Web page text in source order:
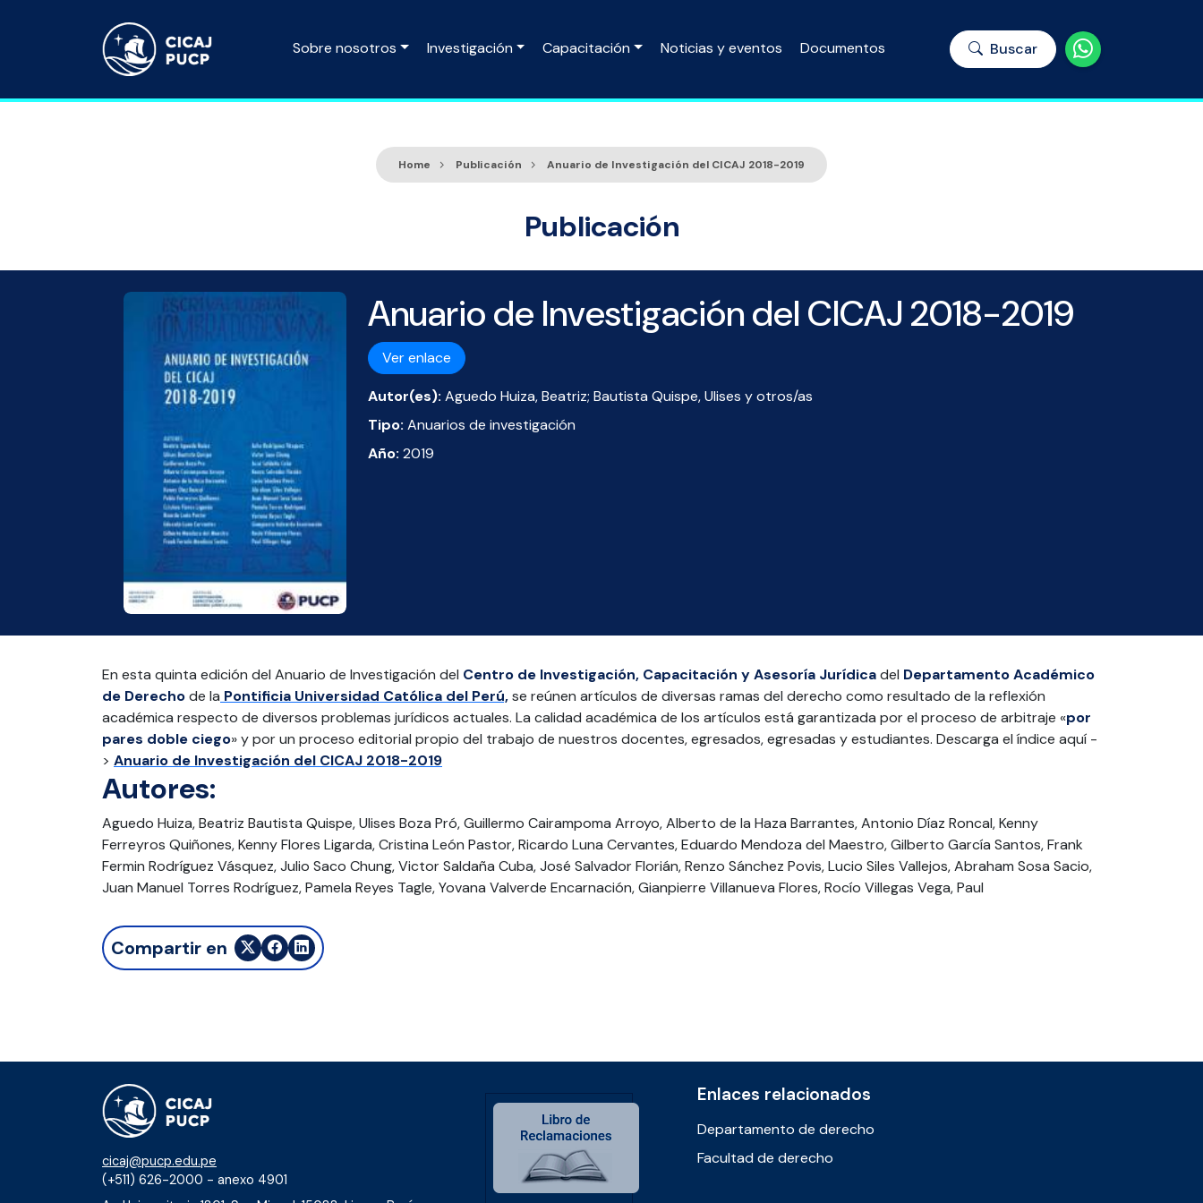
Sobre nosotros Investigación Capacitación Noticias y eventos Documentos Buscar
Home Publicación Anuario de Investigación del CICAJ 2018-2019
Publicación
Anuario de Investigación del CICAJ 2018-2019
Ver enlace
Autor(es): Aguedo Huiza, Beatriz; Bautista Quispe, Ulises y otros/as
Tipo: Anuarios de investigación
Año: 2019
En esta quinta edición del Anuario de Investigación del Centro de Investigación, Capacitación y Asesoría Jurídicadel Departamento Académico
de Derechode la Pontificia Universidad Católica del Perú,se reúnen artículos de diversas ramas del derecho como resultado de la reflexión
académica respecto de diversos problemas jurídicos actuales. La calidad académica de los artículos está garantizada por el proceso de arbitraje «por
pares doble ciego» y por un proceso editorial propio del trabajo de nuestros docentes, egresados, egresadas y estudiantes. Descarga el índice aquí -
> Anuario de Investigación del CICAJ 2018-2019
Autores:
Aguedo Huiza, Beatriz Bautista Quispe, Ulises Boza Pró, Guillermo Cairampoma Arroyo, Alberto de la Haza Barrantes, Antonio Díaz Roncal, Kenny
Ferreyros Quiñones, Kenny Flores Ligarda, Cristina León Pastor, Ricardo Luna Cervantes, Eduardo Mendoza del Maestro, Gilberto García Santos, Frank
Fermin Rodríguez Vásquez, Julio Saco Chung, Victor Saldaña Cuba, José Salvador Florián, Renzo Sánchez Povis, Lucio Siles Vallejos, Abraham Sosa Sacio,
Juan Manuel Torres Rodríguez, Pamela Reyes Tagle, Yovana Valverde Encarnación, Gianpierre Villanueva Flores, Rocío Villegas Vega, Paul
Compartir en
cicaj@pucp.edu.pe
(+511) 626-2000 - anexo 4901
Enlaces relacionados
Departamento de derecho
Facultad de derecho